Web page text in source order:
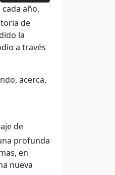
año,
de
la
a través
acerca,
de
profunda
en
nueva